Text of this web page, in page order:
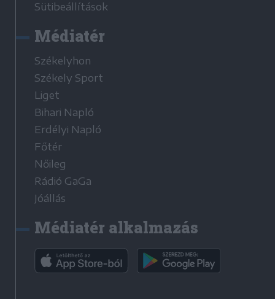
Sütibeállítások
Médiatér
Székelyhon
Székely Sport
Liget
Bihari Napló
Erdélyi Napló
Főtér
Nőileg
Rádió GaGa
Jóállás
Médiatér alkalmazás